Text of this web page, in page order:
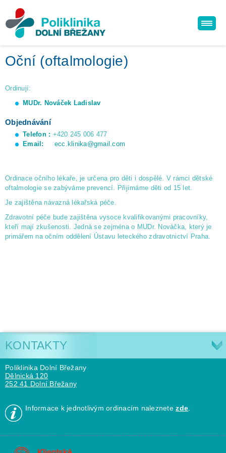
Oční (oftalmologie)
Ordinují:
MUDr. Nováček Ladislav
Objednávání
Telefon : +420 245 006 477
Email: ecc.klinika@gmail.com
Ordinace očního lékaře, je určena pro děti i dospělé. V rámci dětské
oftalmologie se zabýváme prevencí. Přijímáme děti od 15 let.
Je zajištěna návazná lékařská péče.
Zdravotní péče bude zajištěna vysoce kvalifikovanými pracovníky,
kteří mají zkušenosti. Jedná se zejména o MUDr. Nováčka, který je
primářem na očním oddělení Ústavu leteckého zdravotnictví Praha.
KONTAKTY
Poliklinika Dolní Břežany
Dělnická 120
252 41 Dolní Břežany
Informace k jednotlivým ordinacím naleznetezde